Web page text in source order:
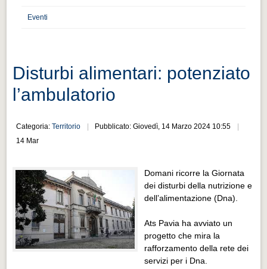
Cultura e turismo 4.0
Cultura e turismo 4.0
PROGETTI
Progetti Aperti
Progetti Realizzati
Progetti Realizzati
EVENTI
EVENTI
Eventi
Disturbi alimentari: potenziato
l’ambulatorio
Categoria:Territorio
Pubblicato: Giovedì, 14 Marzo 2024 10:55
14 Mar
Domani ricorre la Giornata
dei disturbi della nutrizione e
dell’alimentazione (Dna).
Ats Pavia ha avviato un
progetto che mira la
rafforzamento della rete dei
servizi per i Dna.